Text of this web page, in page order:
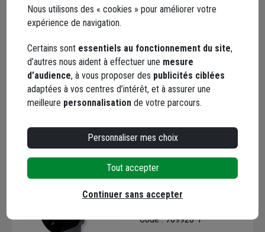
749,03 €
Choisir une agence pour vérifier le stock
Trouver du stock en agence
Livraison disponible
Butoir à visser avec
amortisseur caoutchouc
Code : 769926-1
Nous utilisons des « cookies » pour améliorer votre
expérience de navigation.
Certains sont essentiels au fonctionnement du site,
d’autres nous aident à effectuer une mesure
d’audience, à vous proposer des publicités ciblées
adaptées à vos centres d’intérêt, et à assurer une
meilleure personnalisation de votre parcours.
Personnaliser mes choix
Tout accepter
Continuer sans accepter